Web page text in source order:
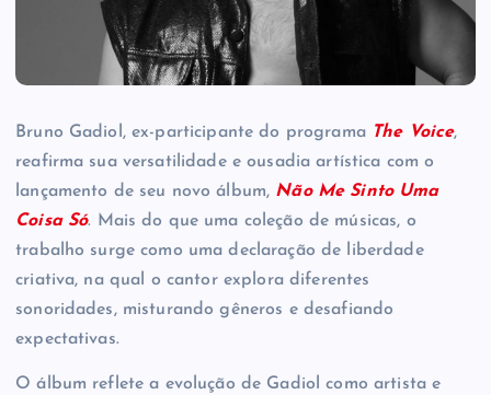
Bruno Gadiol, ex-participante do programa The Voice,
reafirma sua versatilidade e ousadia artística com o
lançamento de seu novo álbum, Não Me Sinto Uma
Coisa Só. Mais do que uma coleção de músicas, o
trabalho surge como uma declaração de liberdade
criativa, na qual o cantor explora diferentes
sonoridades, misturando gêneros e desafiando
expectativas.
O álbum reflete a evolução de Gadiol como artista e